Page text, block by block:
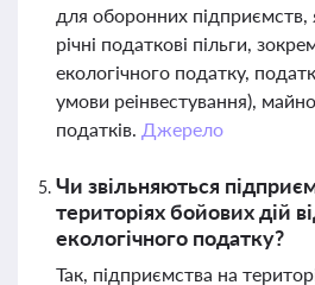
для оборонних підприємств,
річні податкові пільги,
екологічного податку,
умови реінвестування),
податків. Джерело
Чи звільняються
територіях бойових дій
екологічного податку?
Так, підприємства на